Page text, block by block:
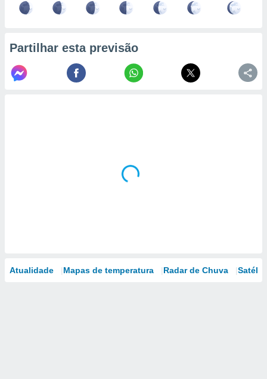
Partilhar esta previsão
Atualidade Mapas de temperatura Radar de Chuva